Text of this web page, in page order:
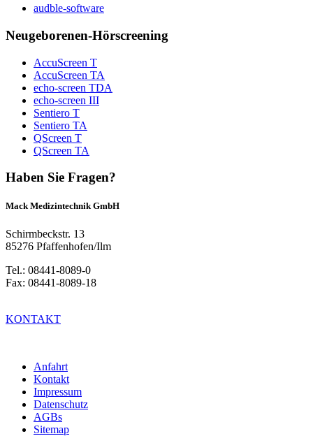
audble-software
Neugeborenen-Hörscreening
AccuScreen T
AccuScreen TA
echo-screen TDA
echo-screen III
Sentiero T
Sentiero TA
QScreen T
QScreen TA
Haben Sie Fragen?
Mack Medizintechnik GmbH
Schirmbeckstr. 13
85276 Pfaffenhofen/Ilm
Tel.: 08441-8089-0
Fax: 08441-8089-18
KONTAKT
Anfahrt
Kontakt
Impressum
Datenschutz
AGBs
Sitemap